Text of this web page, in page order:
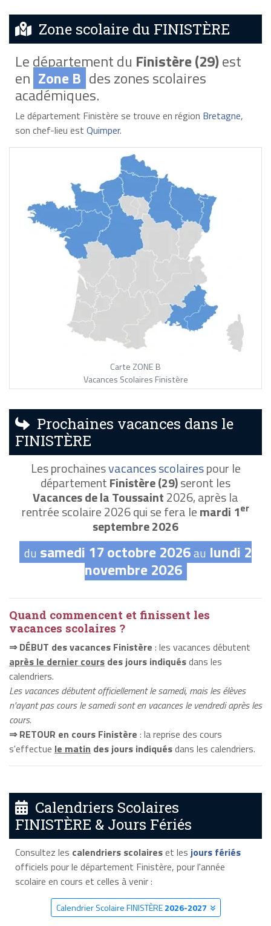
Zone scolaire du FINISTÈRE
Le département du Finistère (29)est
en Zone B des zones scolaires
académiques.
Le département Finistère se trouve en région Bretagne,
son chef-lieu est Quimper.
Carte ZONE B
Vacances Scolaires Finistère
Prochaines vacances dans le
FINISTÈRE
Les prochainesvacances scolairespour le
départementFinistère (29)seront les
Vacances de la Toussaint2026, après la
rentrée scolaire 2026 qui se fera lemardi 1er
septembre 2026
du samedi 17 octobre 2026au lundi 2
novembre 2026
Quand commencent et finissent les
vacances scolaires ?
⇒ DÉBUT des vacances Finistère : les vacances débutent
après le dernier cours des jours indiquésdans les
calendriers.
Les vacances débutent officiellement le samedi, mais les élèves
n'ayant pas cours le samedi sont en vacances le vendredi après les
cours.
⇒ RETOUR en cours Finistère : la reprise des cours
s'effectue le matin des jours indiquésdans les calendriers.
Calendriers Scolaires
FINISTÈRE & Jours Fériés
Consultez les calendriers scolaireset les jours fériés
officiels pour le département Finistère, pour l'année
scolaire en cours et celles à venir :
Calendrier Scolaire FINISTÈRE2026-2027